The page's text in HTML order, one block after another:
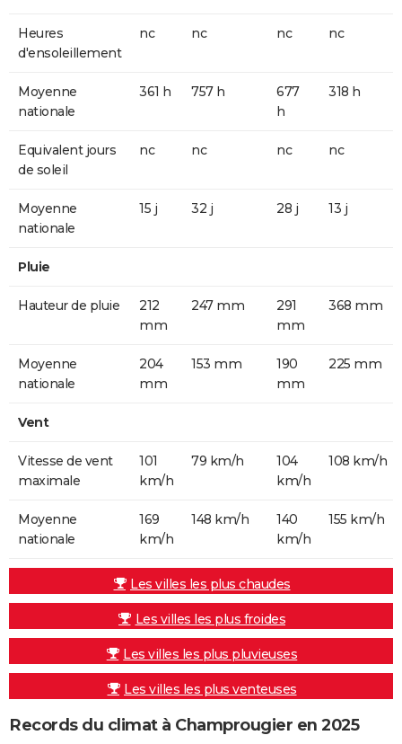
Heures
d'ensoleillement
nc nc nc nc
Moyenne
nationale
361 h 757 h
677
h
318 h
Equivalent jours
de soleil
nc nc nc nc
Moyenne
nationale
15 j 32 j 28 j 13 j
Pluie
Hauteur de pluie
212
mm
247 mm
291
mm
368 mm
Moyenne
nationale
204
mm
153 mm
190
mm
225 mm
Vent
Vitesse de vent
maximale
101
km/h
79 km/h
104
km/h
108 km/h
Moyenne
nationale
169
km/h
148 km/h
140
km/h
155 km/h
Les villes les plus chaudes
Les villes les plus froides
Les villes les plus pluvieuses
Les villes les plus venteuses
Records du climat à Champrougier en 2025